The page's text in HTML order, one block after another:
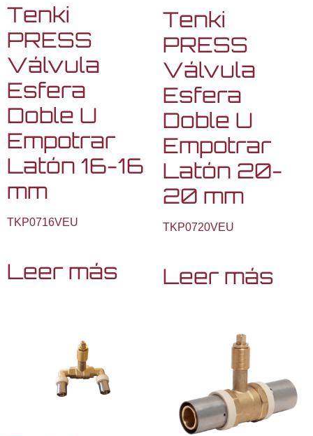
Tenki
PRESS
Válvula
Esfera
Doble U
Empotrar
Latón 16-16
mm
TKP0716VEU
Leer más
Tenki
PRESS
Válvula
Esfera
Doble U
Empotrar
Latón 20-
20 mm
TKP0720VEU
Leer más